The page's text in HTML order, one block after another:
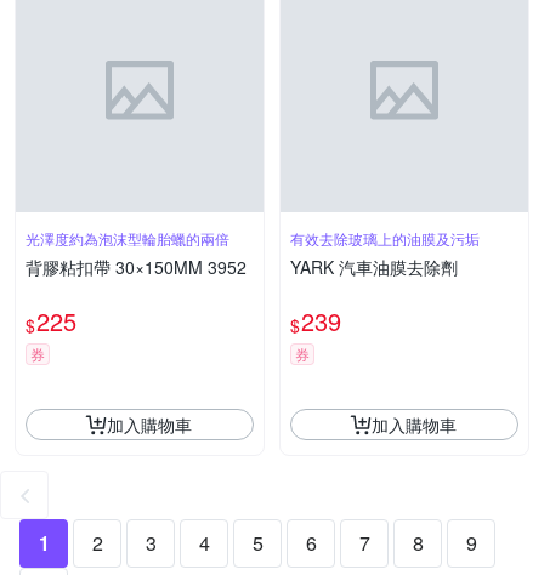
光澤度約為泡沫型輪胎蠟的兩倍
背膠粘扣帶 30×150MM 3952
$225
券
加入購物車
有效去除玻璃上的油膜及污垢
YARK 汽車油膜去除劑
$239
券
加入購物車
1 2 3 4 5 6 7 8 9